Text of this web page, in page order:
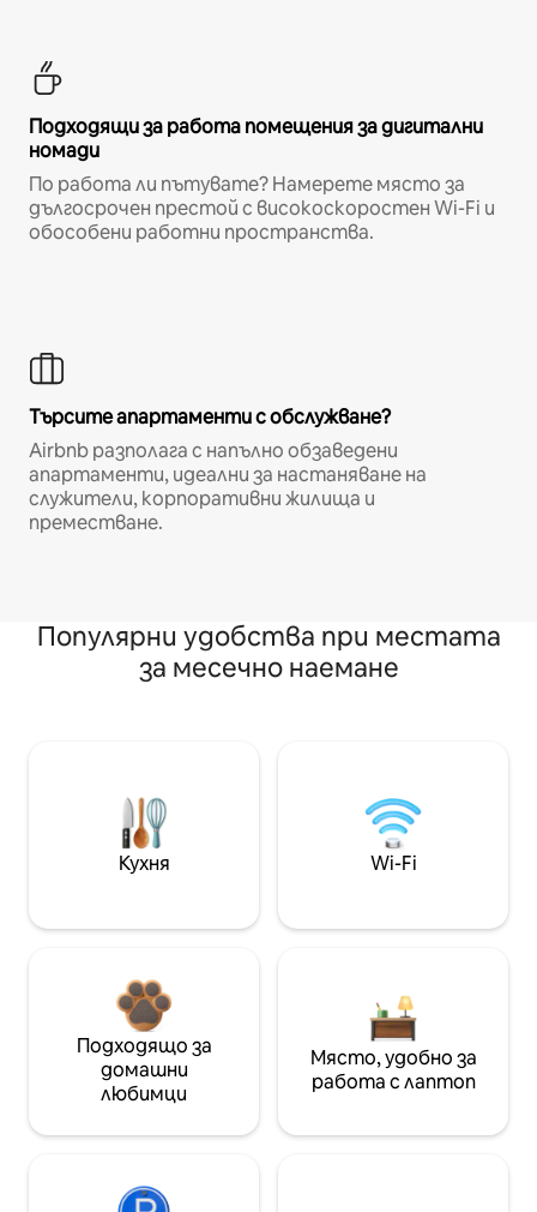
Подходящи за работа помещения за дигитални
номади
По работа ли пътувате? Намерете място за
дългосрочен престой с високоскоростен Wi-Fi и
обособени работни пространства.
Търсите апартаменти с обслужване?
Airbnb разполага с напълно обзаведени
апартаменти, идеални за настаняване на
служители, корпоративни жилища и
преместване.
Популярни удобства при местата
за месечно наемане
Кухня Wi-Fi
Подходящо за
домашни
любимци
Място, удобно за
работа с лаптоп